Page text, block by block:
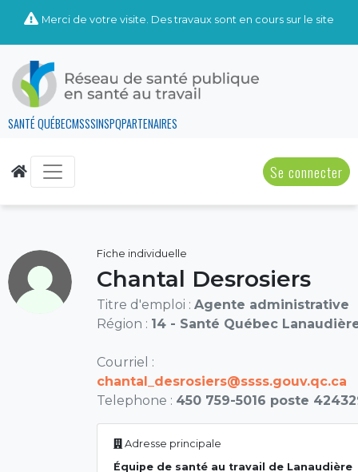
Merci de votre visite. Des travaux sont en cours sur le site
SANTÉ QUÉBECMSSSINSPQPARTENAIRES
Se connecter
Fiche individuelle
Chantal Desrosiers
Titre d'emploi : Agente administrative
Région : 14 - Santé Québec
Courriel :
chantal_desrosiers@ssss.gouv.qc.ca
Telephone : 450 759-5016 poste
Adresse principale
Équipe de santé au travail de Lanaudière